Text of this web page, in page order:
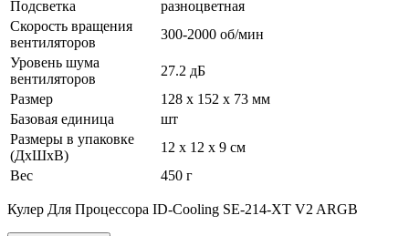
Подсветка
разноцветная
Скорость вращения
вентиляторов
300-2000 об/мин
Уровень шума
вентиляторов
27.2 дБ
Размер
128 x 152 x 73 мм
Базовая единица
шт
Размеры в упаковке
(ДхШхВ)
12 x 12 x 9 см
Вес
450 г
Кулер Для Процессора ID-Cooling SE-214-XT V2 ARGB